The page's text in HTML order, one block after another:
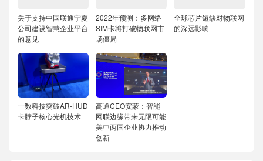
关于支持中国联通宁夏
公司建设智慧企业平台
的意见
2022年预测：多网络
SIM卡将打破物联网市
场僵局
全球芯片短缺对物联网
的深远影响
一数科技突破AR-HUD
卡脖子核心光机技术
高通CEO安蒙：智能
网联边缘带来无限可能
美中两国企业协力推动
创新